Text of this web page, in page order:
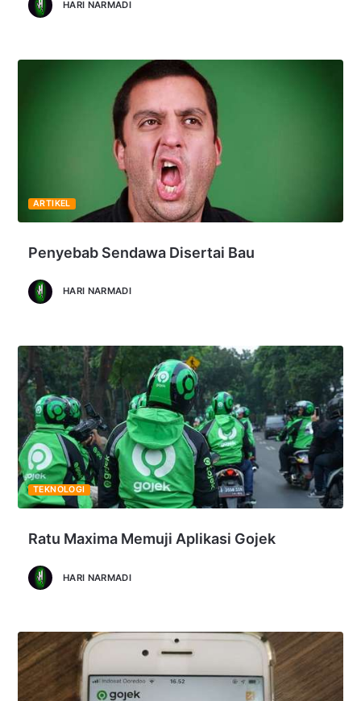
HARI NARMADI
Penyebab Sendawa Disertai Bau
HARI NARMADI
ARTIKEL
Ratu Maxima Memuji Aplikasi Gojek
HARI NARMADI
TEKNOLOGI